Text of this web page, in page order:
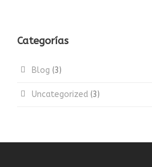
Categorías
Blog (3)
Uncategorized (3)